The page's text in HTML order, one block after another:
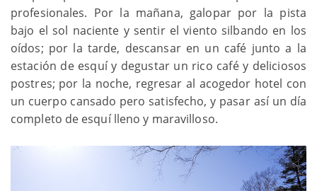
profesionales. Por la mañana, galopar por la pista
bajo el sol naciente y sentir el viento silbando en los
oídos; por la tarde, descansar en un café junto a la
estación de esquí y degustar un rico café y deliciosos
postres; por la noche, regresar al acogedor hotel con
un cuerpo cansado pero satisfecho, y pasar así un día
completo de esquí lleno y maravilloso.